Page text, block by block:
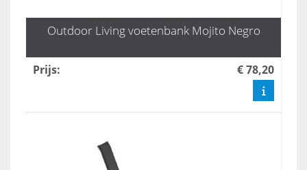
Outdoor Living voetenbank Mojito Negro
Prijs: € 78,20